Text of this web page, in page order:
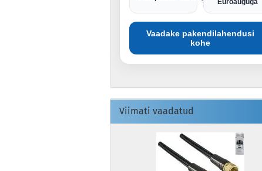
Vaadake pakendilahendusi
kohe
Viimati vaadatud